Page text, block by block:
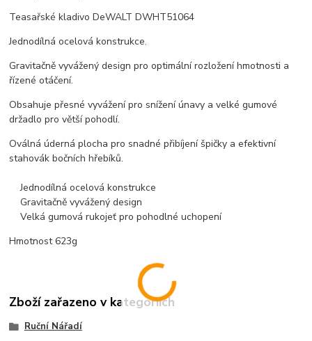
Teasařské kladivo DeWALT DWHT51064
Jednodílná ocelová konstrukce.
Gravitačně vyvážený design pro optimální rozložení hmotnosti a
řízené otáčení.
Obsahuje přesné vyvážení pro snížení únavy a velké gumové
držadlo pro větší pohodlí.
Oválná úderná plocha pro snadné přibíjení špičky a efektivní
stahovák bočních hřebíků.
Jednodílná ocelová konstrukce
Gravitačně vyvážený design
Velká gumová rukojeť pro pohodlné uchopení
Hmotnost 623g
Zboží zařazeno v kategoriích
Ruční Nářadí